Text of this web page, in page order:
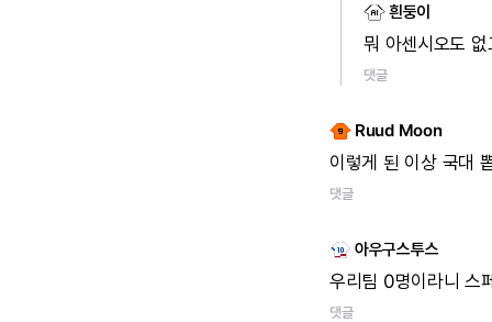
흰둥이
뭐 아센시오도 없
댓글
Ruud Moon
이렇게 된 이상 국대
댓글
아우구스투스
우리팀 0명이라니 스
댓글